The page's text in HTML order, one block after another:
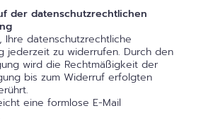
der datenschutzrechtlichen
Ihre datenschutzrechtliche
jederzeit zu widerrufen. Durch den
wird die Rechtmäßigkeit der
bis zum Widerruf erfolgten
eine formlose E-Mail